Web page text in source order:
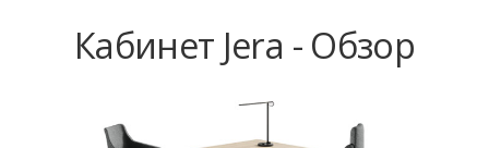
Кабинет Jera - Обзор